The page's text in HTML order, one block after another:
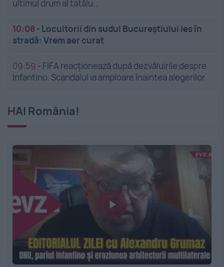
ultimul drum al tatălu...
10:08 - Locuitorii din sudul Bucureștiului ies în
stradă: Vrem aer curat
09:59 - FIFA reacționează după dezvăluirile despre
Infantino. Scandalul ia amploare înaintea alegerilor
HAI România!